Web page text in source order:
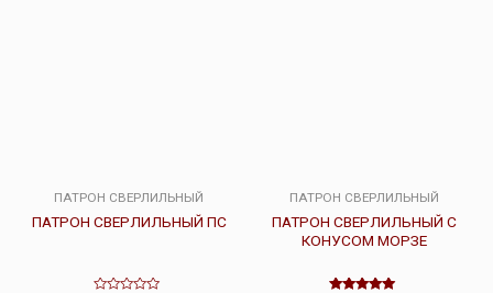
ПАТРОН СВЕРЛИЛЬНЫЙ
ПАТРОН СВЕРЛИЛЬНЫЙ ПС
ПАТРОН СВЕРЛИЛЬНЫЙ
ПАТРОН СВЕРЛИЛЬНЫЙ С
КОНУСОМ МОРЗЕ